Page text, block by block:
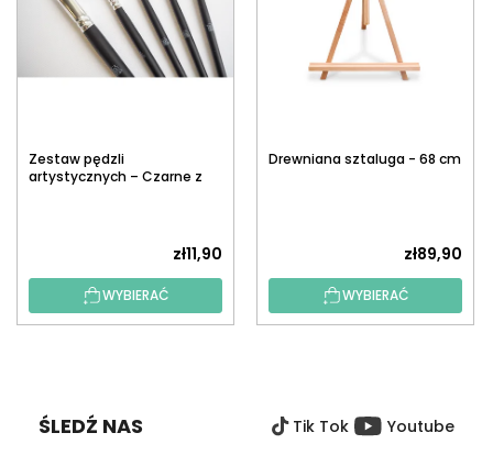
Zestaw pędzli
artystycznych – Czarne z
zł11,90
WYBIERAĆ
Drewniana sztaluga - 68 cm
zł89,90
WYBIERAĆ
ŚLEDŹ NAS Tik Tok Youtube